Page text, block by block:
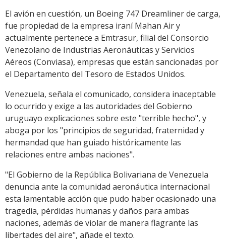
El avión en cuestión, un Boeing 747 Dreamliner de carga,
fue propiedad de la empresa iraní Mahan Air y
actualmente pertenece a Emtrasur, filial del Consorcio
Venezolano de Industrias Aeronáuticas y Servicios
Aéreos (Conviasa), empresas que están sancionadas por
el Departamento del Tesoro de Estados Unidos.
Venezuela, señala el comunicado, considera inaceptable
lo ocurrido y exige a las autoridades del Gobierno
uruguayo explicaciones sobre este "terrible hecho", y
aboga por los "principios de seguridad, fraternidad y
hermandad que han guiado históricamente las
relaciones entre ambas naciones".
"El Gobierno de la República Bolivariana de Venezuela
denuncia ante la comunidad aeronáutica internacional
esta lamentable acción que pudo haber ocasionado una
tragedia, pérdidas humanas y daños para ambas
naciones, además de violar de manera flagrante las
libertades del aire", añade el texto.